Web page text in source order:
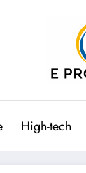
High-tech